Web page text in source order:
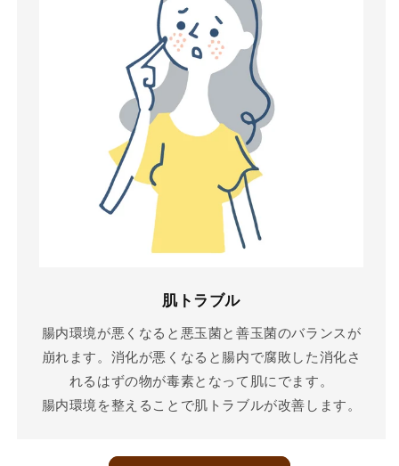
肌トラブル
腸内環境が悪くなると悪玉菌と善玉菌のバランスが
崩れます。消化が悪くなると腸内で腐敗した消化さ
れるはずの物が毒素となって肌にでます。
腸内環境を整えることで肌トラブルが改善します。